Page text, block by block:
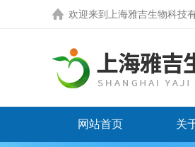
欢迎来到 上海雅吉生物科技
网站首页 关